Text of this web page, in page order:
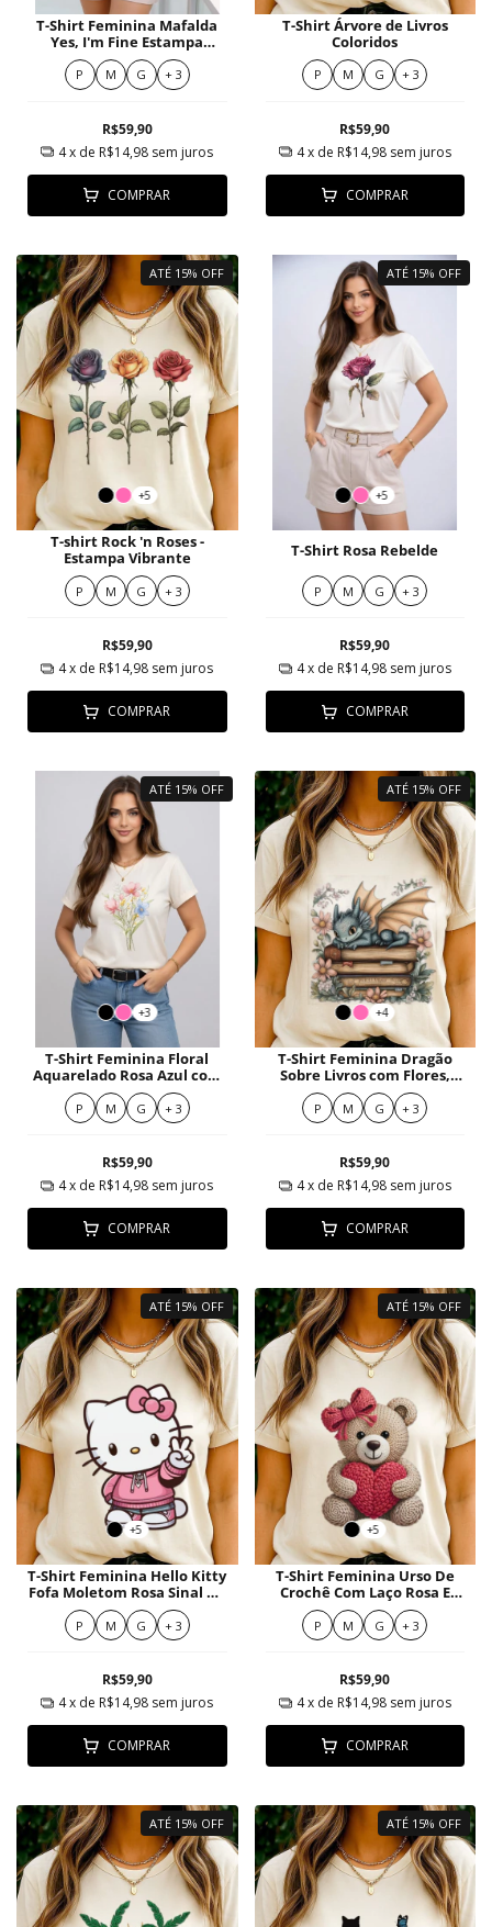
T-Shirt Feminina Mafalda
Yes, I'm Fine Estampa
Divertida
P M G + 3
R$59,90
4x de R$14,98 sem juros
COMPRAR
T-Shirt Árvore de Livros
Coloridos
P M G + 3
R$59,90
4x de R$14,98 sem juros
COMPRAR
ATÉ 15% OFF
+5
T-shirt Rock 'n Roses -
Estampa Vibrante
P M G + 3
R$59,90
4x de R$14,98 sem juros
COMPRAR
ATÉ 15% OFF
+5
T-Shirt Rosa Rebelde
P M G + 3
R$59,90
4x de R$14,98 sem juros
COMPRAR
ATÉ 15% OFF
+3
T-Shirt Feminina Floral
Aquarelado Rosa Azul com
Folhagens Elegantes
P M G + 3
R$59,90
4x de R$14,98 sem juros
COMPRAR
ATÉ 15% OFF
+4
T-Shirt Feminina Dragão
Sobre Livros com Flores,
Algodão Premium
P M G + 3
R$59,90
4x de R$14,98 sem juros
COMPRAR
ATÉ 15% OFF
+5
T-Shirt Feminina Hello Kitty
Fofa Moletom Rosa Sinal Da
Paz
P M G + 3
R$59,90
4x de R$14,98 sem juros
COMPRAR
ATÉ 15% OFF
+5
T-Shirt Feminina Urso De
Crochê Com Laço Rosa E
Coração Vermelho
P M G + 3
R$59,90
4x de R$14,98 sem juros
COMPRAR
ATÉ 15% OFF ATÉ 15% OFF